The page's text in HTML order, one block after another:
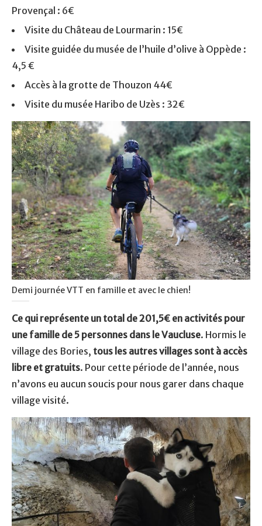
Provençal : 6€
Visite du Château de Lourmarin : 15€
Visite guidée du musée de l’huile d’olive à Oppède :
4,5 €
Accès à la grotte de Thouzon 44€
Visite du musée Haribo de Uzès : 32€
Demi journée VTT en famille et avec le chien!
Ce qui représente un total de 201,5€ en activités pour
une famille de 5 personnes dans le Vaucluse. Hormis le
village des Bories, tous les autres villages sont à accès
libre et gratuits. Pour cette période de l’année, nous
n’avons eu aucun soucis pour nous garer dans chaque
village visité.